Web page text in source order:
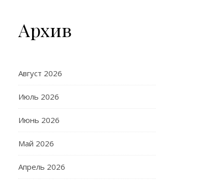
Архив
Август 2026
Июль 2026
Июнь 2026
Май 2026
Апрель 2026